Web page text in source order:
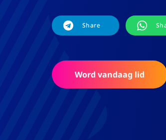
Share
Word vandaag lid